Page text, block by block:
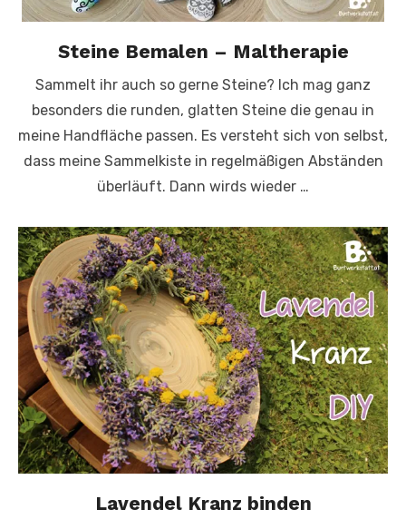
Steine Bemalen – Maltherapie
Sammelt ihr auch so gerne Steine? Ich mag ganz
besonders die runden, glatten Steine die genau in
meine Handfläche passen. Es versteht sich von selbst,
dass meine Sammelkiste in regelmäßigen Abständen
überläuft. Dann wirds wieder …
Lavendel Kranz binden